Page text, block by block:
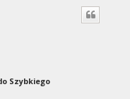
Szybkiego